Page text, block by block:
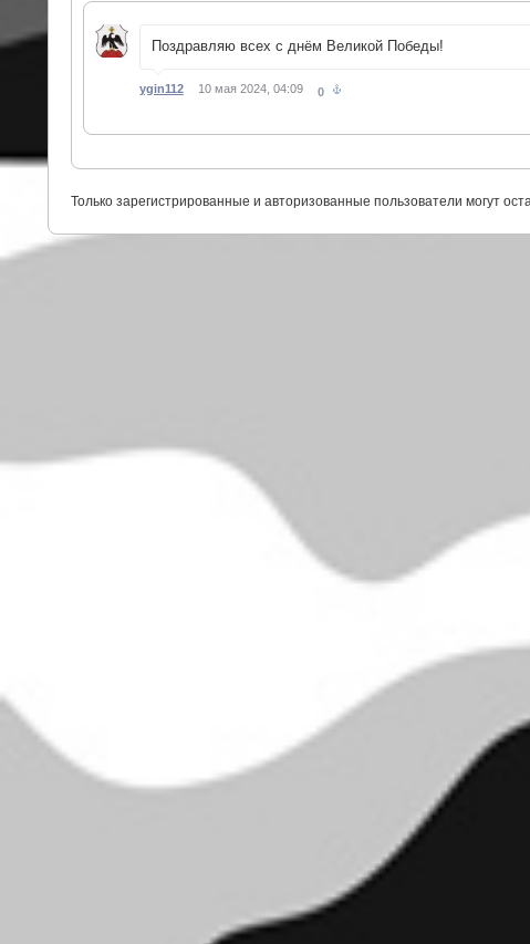
Поздравляю всех с днём Великой Победы!
ygin112 10 мая 2024, 04:09 0
Только зарегистрированные и авторизованные пользователи могут